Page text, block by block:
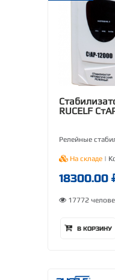
RUCELF
Релейные
На складе |
18300.00
17772
В КОРЗИНУ